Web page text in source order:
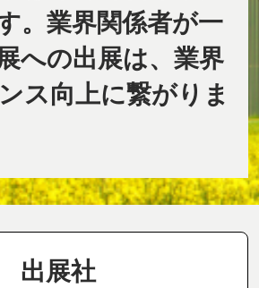
。業界関係者が一
への出展は、業界
ス向上に繋がりま
出展社